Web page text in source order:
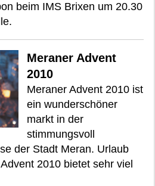
beim IMS Brixen um 20.30
Meraner Advent
2010
Meraner Advent 2010 ist
ein wunderschöner
markt in der
stimmungsvoll
der Stadt Meran. Urlaub
2010 bietet sehr viel